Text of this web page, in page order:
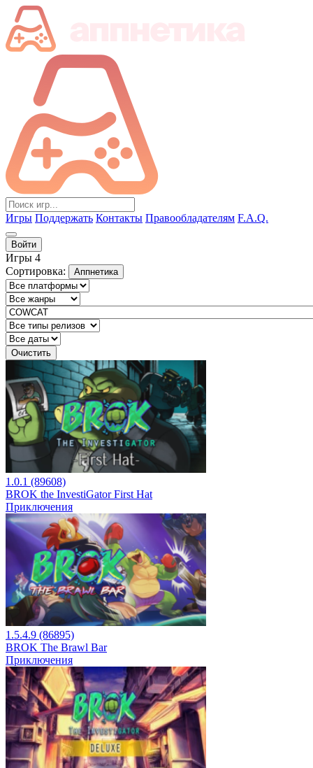
Игры Поддержать Контакты Правообладателям F.A.Q.
Войти
Игры 4
Сортировка:
Аппнетика
Очистить
1.0.1 (89608)
BROK the InvestiGator First Hat
Приключения
1.5.4.9 (86895)
BROK The Brawl Bar
Приключения